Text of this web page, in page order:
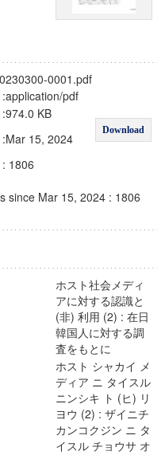
0001.pdf
:application/pdf
Download
:974.0 KB
:Mar 15, 2024
: 1806
since Mar 15, 2024 : 1806
ホスト社会メディ
アに対する認識と
(非) 利用 (2) : 在日
韓国人に対する調
査をもとに
ホスト シャカイ メ
ディア ニ タイスル
ニンシキ ト (ヒ) リ
ヨウ (2) : ザイニチ
カンコクジン ニ タ
イスル チョウサ オ